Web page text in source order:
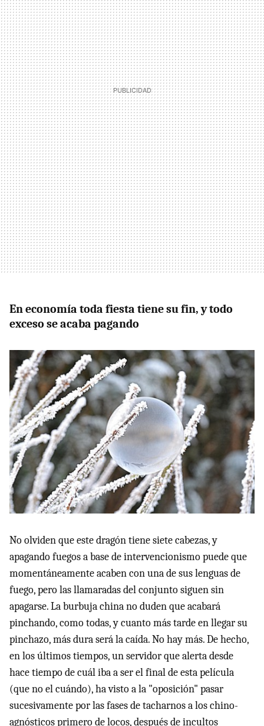
En economía toda fiesta tiene su fin, y todo
exceso se acaba pagando
No olviden que este dragón tiene siete cabezas, y
apagando fuegos a base de intervencionismo puede que
momentáneamente acaben con una de sus lenguas de
fuego, pero las llamaradas del conjunto siguen sin
apagarse. La burbuja china no duden que acabará
pinchando, como todas, y cuanto más tarde en llegar su
pinchazo, más dura será la caída. No hay más. De hecho,
en los últimos tiempos, un servidor que alerta desde
hace tiempo de cuál iba a ser el final de esta película
(que no el cuándo), ha visto a la "oposición" pasar
sucesivamente por las fases de tacharnos a los chino-
agnósticos primero de locos, después de incultos